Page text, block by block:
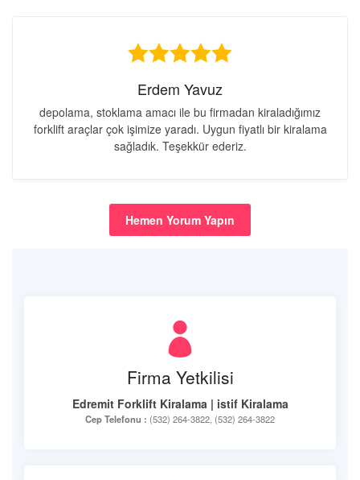
Erdem Yavuz
depolama, stoklama amacı ile bu firmadan kiraladığımız
forklift araçlar çok işimize yaradı. Uygun fiyatlı bir kiralama
sağladık. Teşekkür ederiz.
Hemen Yorum Yapın
Firma Yetkilisi
Edremit Forklift Kiralama | istif Kiralama
Cep Telefonu : (532) 264-3822, (532) 264-3822